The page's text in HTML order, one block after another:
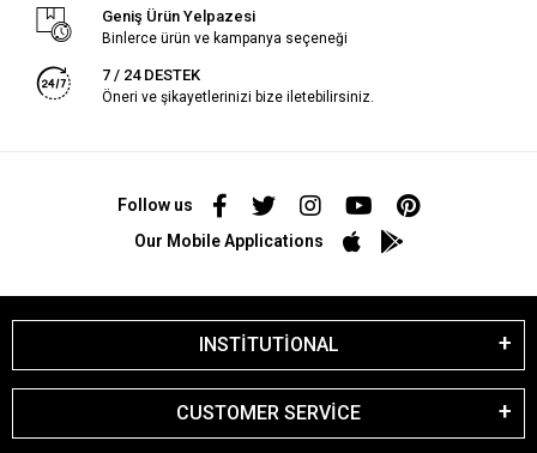
Geniş Ürün Yelpazesi
Binlerce ürün ve kampanya seçeneği
7 / 24 DESTEK
Öneri ve şikayetlerinizi bize iletebilirsiniz.
Follow us
Our Mobile Applications
INSTİTUTİONAL
CUSTOMER SERVİCE